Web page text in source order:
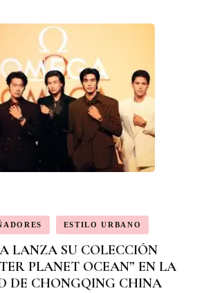
ESTILO URBANO
LANZA SU COLECCIÓN
PLANET OCEAN” EN LA
DE CHONGQING CHINA